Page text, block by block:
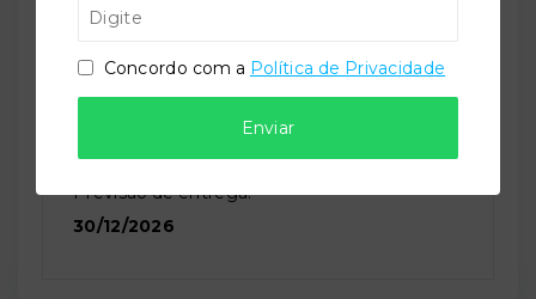
Previsão de entrega:
30/12/2026
Concordo com a Política de Privacidade
Enviar